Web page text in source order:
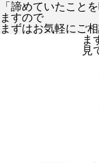
「諦めていたこと
ますので
まずはお気軽にご相
ま
見